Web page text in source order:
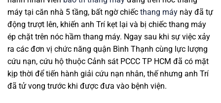
máy tại căn nhà 5 tầng, bất ngờ chiếc thang máy này đã tự
động trượt lên, khiến anh Trí kẹt lại và bị chiếc thang máy
ép chặt trên nóc hầm thang máy. Ngay sau khi sự việc xảy
ra các đơn vị chức năng quận Bình Thạnh cùng lực lượng
cứu nạn, cứu hộ thuộc Cảnh sát PCCC TP HCM đã có mặt
kịp thời để tiến hành giải cứu nạn nhân, thế nhưng anh Trí
đã tử vong trước khi được đưa vào bệnh viện.